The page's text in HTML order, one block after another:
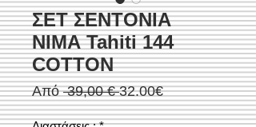
ΣΕΤ ΣΕΝΤΟΝΙΑ
ΝΙΜΑ Tahiti 144
COTTON
Από 39,00 € Κανονική
τιμή
32.00€Τιμή
Έκπτωσης